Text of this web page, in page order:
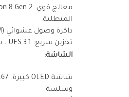
المتطلبة.
ذاكرة وصول عشوائي (RAM) كبيرة: يصل إلى 12 جيجابايت ، مما يوفر تعدد مهام سلس.
تخزين سريع: UFS 3.1 ، مما يوفر سرعات تحميل ونقل بيانات أسرع.
الشاشة:
وسلسة.